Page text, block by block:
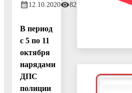
12.10.2020 821
В период
с 5 по 11
октября
нарядами
ДПС
полиции